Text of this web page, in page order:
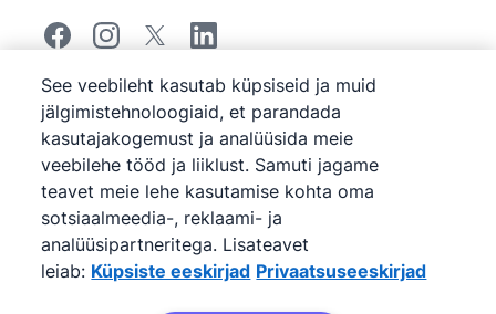
©2026Pipedrive
Pipedrive
Teenuse tingimused
Pipedrive
Privaatsuseeskirjad
Sisukaart
Küpsiste eeskirjad
Küpsiste eelistused
Pipedrive on veebipõhine müügi-CRM.
See veebileht kasutab küpsiseid ja muid
jälgimistehnoloogiaid, et parandada
kasutajakogemust ja analüüsida meie
veebilehe tööd ja liiklust. Samuti jagame
teavet meie lehe kasutamise kohta oma
sotsiaalmeedia-, reklaami- ja
analüüsipartneritega. Lisateavet
leiab: Küpsiste eeskirjad Privaatsuseeskirjad